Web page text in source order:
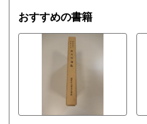
びつけ、ゆらぎの巨視的理論を包
を作り上げなくてはならない。〉
年、ノーベル化学賞を受賞したプ
フとの共著による初期の著作。開
を、非平衡熱力学の立場から、物
て、統一的な観点からの説明を試
おすすめの書籍